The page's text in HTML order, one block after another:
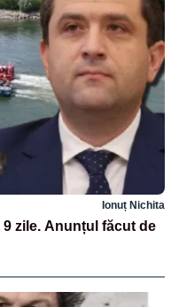
Ionuț Nichita
zile. Anunțul făcut de